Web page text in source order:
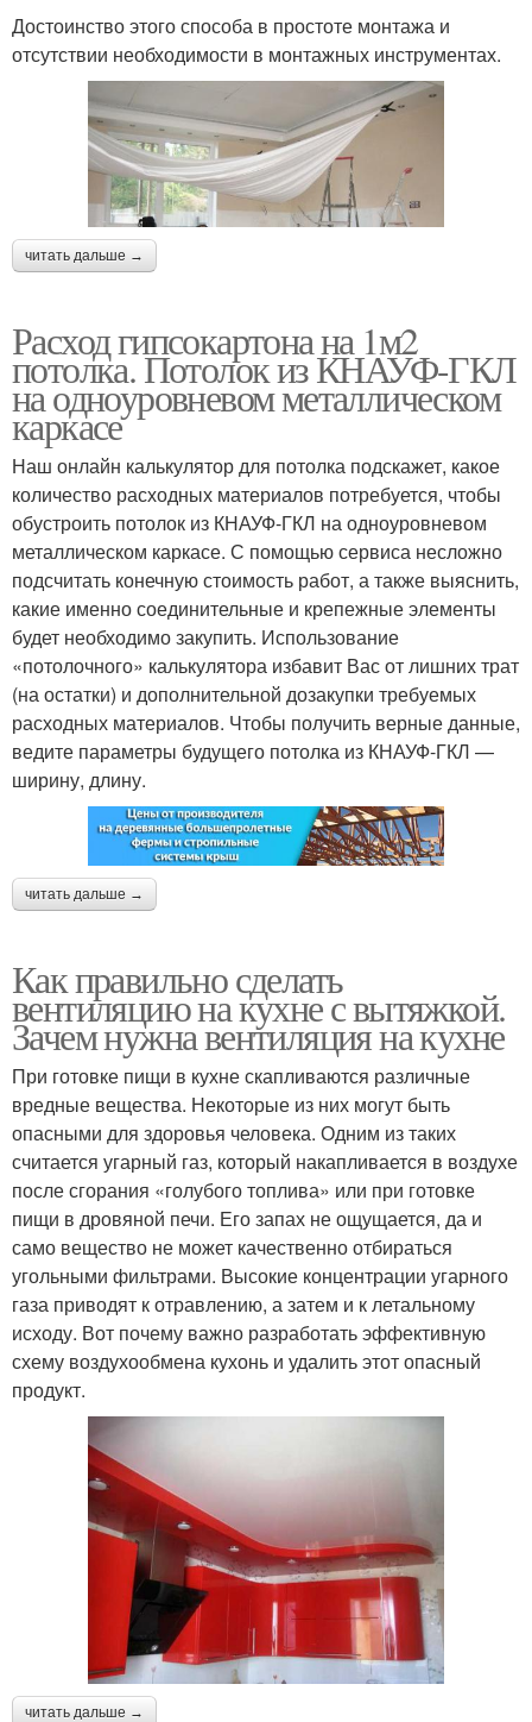
Достоинство этого способа в простоте монтажа и
отсутствии необходимости в монтажных инструментах.
читать дальше →
Расход гипсокартона на 1м2
потолка. Потолок из КНАУФ-ГКЛ
на одноуровневом металлическом
каркасе
Наш онлайн калькулятор для потолка подскажет, какое
количество расходных материалов потребуется, чтобы
обустроить потолок из КНАУФ-ГКЛ на одноуровневом
металлическом каркасе. С помощью сервиса несложно
подсчитать конечную стоимость работ, а также выяснить,
какие именно соединительные и крепежные элементы
будет необходимо закупить. Использование
«потолочного» калькулятора избавит Вас от лишних трат
(на остатки) и дополнительной дозакупки требуемых
расходных материалов. Чтобы получить верные данные,
ведите параметры будущего потолка из КНАУФ-ГКЛ —
ширину, длину.
читать дальше →
Как правильно сделать
вентиляцию на кухне с вытяжкой.
Зачем нужна вентиляция на кухне
При готовке пищи в кухне скапливаются различные
вредные вещества. Некоторые из них могут быть
опасными для здоровья человека. Одним из таких
считается угарный газ, который накапливается в воздухе
после сгорания «голубого топлива» или при готовке
пищи в дровяной печи. Его запах не ощущается, да и
само вещество не может качественно отбираться
угольными фильтрами. Высокие концентрации угарного
газа приводят к отравлению, а затем и к летальному
исходу. Вот почему важно разработать эффективную
схему воздухообмена кухонь и удалить этот опасный
продукт.
читать дальше →